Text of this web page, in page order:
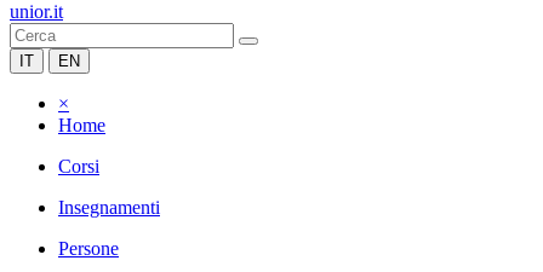
unior.it
IT EN
×
Home
Corsi
Insegnamenti
Persone